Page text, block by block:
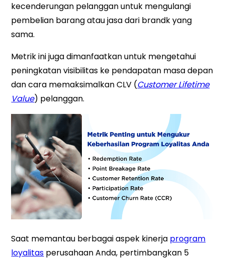
kecenderungan pelanggan untuk mengulangi
pembelian barang atau jasa dari brandk yang
sama.
Metrik ini juga dimanfaatkan untuk mengetahui
peningkatan visibilitas ke pendapatan masa depan
dan cara memaksimalkan CLV (Customer Lifetime
Value) pelanggan.
Saat memantau berbagai aspek kinerja program
loyalitas perusahaan Anda, pertimbangkan 5